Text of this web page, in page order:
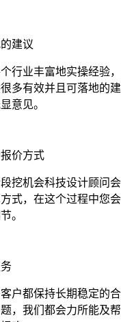
建议
行业丰富地实操经验
多有效并且可落地的
意见。
价方式
挖机会科技设计顾问
式，在这个过程中您
。
户都保持长期稳定的
，我们都会力所能及